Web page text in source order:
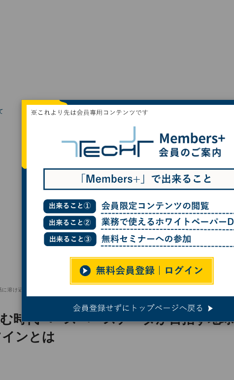
に溶け込む時代へ - スペースデータが目指す地球と宇宙のデジタルツインとは
時代へ - スペースデータが目指す地球
ンとは